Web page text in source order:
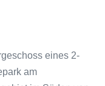
eines 2-
am